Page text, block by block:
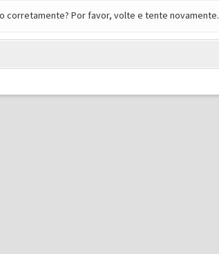
corretamente? Por favor, volte e tente novamente.